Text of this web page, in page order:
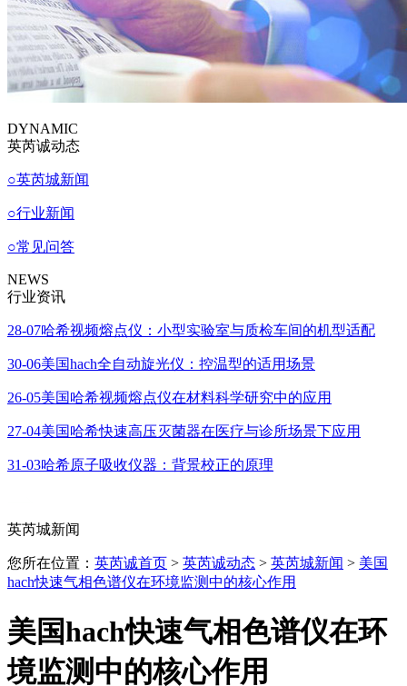
DYNAMIC
英芮诚动态
○英芮城新闻
○行业新闻
○常见问答
NEWS
行业资讯
28-07哈希视频熔点仪：小型实验室与质检车间的机型适配
30-06美国hach全自动旋光仪：控温型的适用场景
26-05美国哈希视频熔点仪在材料科学研究中的应用
27-04美国哈希快速高压灭菌器在医疗与诊所场景下应用
31-03哈希原子吸收仪器：背景校正的原理
英芮城新闻
您所在位置： 英芮诚首页 > 英芮诚动态 > 英芮城新闻 > 美国
hach快速气相色谱仪在环境监测中的核心作用
美国hach快速气相色谱仪在环
境监测中的核心作用